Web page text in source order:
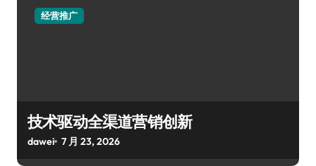
经营推广
技术驱动全渠道营销创新
dawei 7 月 23, 2026